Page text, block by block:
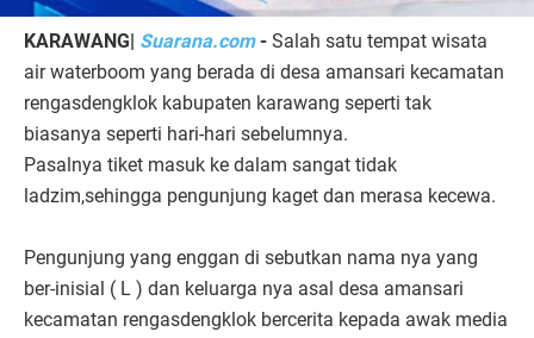
KARAWANG| Suarana.com- Salah satu tempat wisata
air waterboom yang berada di desa amansari kecamatan
rengasdengklok kabupaten karawang seperti tak
biasanya seperti hari-hari sebelumnya.
Pasalnya tiket masuk ke dalam sangat tidak
ladzim,sehingga pengunjung kaget dan merasa kecewa.
Pengunjung yang enggan di sebutkan nama nya yang
ber-inisial ( L ) dan keluarga nya asal desa amansari
kecamatan rengasdengklok bercerita kepada awak media